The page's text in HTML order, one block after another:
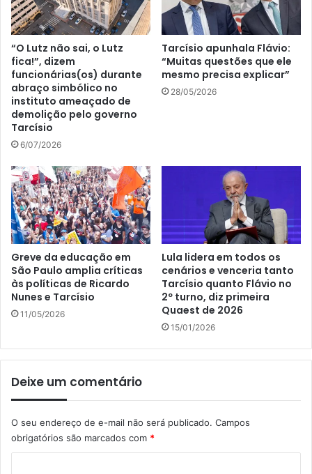
“O Lutz não sai, o Lutz
fica!”, dizem
funcionárias(os) durante
abraço simbólico no
instituto ameaçado de
demolição pelo governo
Tarcísio
6/07/2026
Tarcísio apunhala Flávio:
“Muitas questões que ele
mesmo precisa explicar”
28/05/2026
Greve da educação em
São Paulo amplia críticas
às políticas de Ricardo
Nunes e Tarcísio
11/05/2026
Lula lidera em todos os
cenários e venceria tanto
Tarcísio quanto Flávio no
2º turno, diz primeira
Quaest de 2026
15/01/2026
Deixe um comentário
O seu endereço de e-mail não será publicado. Campos
obrigatórios são marcados com *